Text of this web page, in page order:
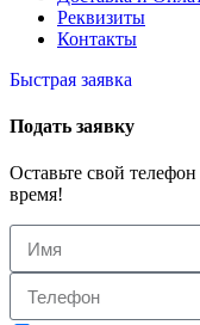
Реквизиты
Контакты
Быстрая заявка
Подать заявку
Оставьте свой
время!